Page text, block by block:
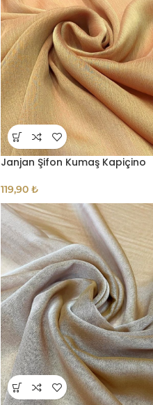
Janjan Şifon Kumaş Kapiçino
119,90 ₺